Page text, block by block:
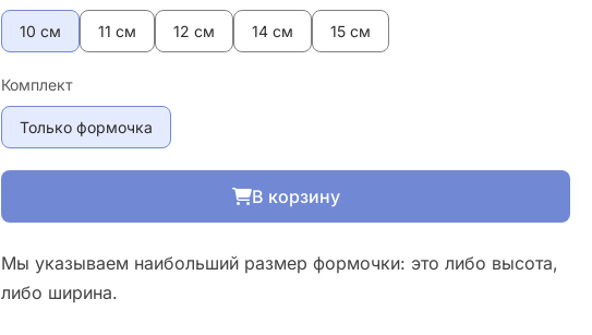
10 см 11 см 12 см 14 см 15 см
Комплект
Только формочка
В корзину
Мы указываем наибольший размер формочки: это либо высота,
либо ширина.